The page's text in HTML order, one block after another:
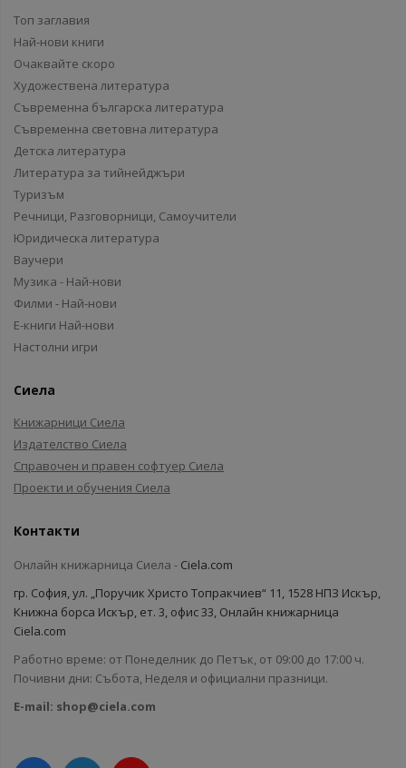
Топ заглавия
Най-нови книги
Очаквайте скоро
Художествена литература
Съвременна българска литература
Съвременна световна литература
Детска литература
Литература за тийнейджъри
Туризъм
Речници, Разговорници, Самоучители
Юридическа литература
Ваучери
Музика - Най-нови
Филми - Най-нови
Е-книги Най-нови
Настолни игри
Сиела
Книжарници Сиела
Издателство Сиела
Справочен и правен софтуер Сиела
Проекти и обучения Сиела
Контакти
Онлайн книжарница Сиела - Ciela.com
гр. София, ул. „Поручик Христо Топракчиев“ 11, 1528 НПЗ Искър,
Книжна борса Искър, ет. 3, офис 33, Онлайн книжарница
Ciela.com
Работно време: от Понеделник до Петък, от 09:00 до 17:00 ч.
Почивни дни: Събота, Неделя и официални празници.
E-mail: shop@ciela.com